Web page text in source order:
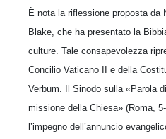
È nota la riflessione proposta da
Blake, che ha presentato la
culture. Tale consapevolezza
Concilio Vaticano II e della
Verbum. Il Sinodo sulla «Parola
missione della Chiesa» (Roma,
l’impegno dell’annuncio